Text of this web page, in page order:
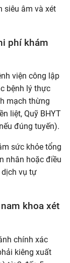
siêu âm và xét
phí khám
viện công lập
bệnh lý thực
mạch thừng
liệt, Quỹ BHYT
đúng tuyến).
sức khỏe tổng
nhân hoặc điều
vụ tự
khoa xét
chính xác
kiêng xuất